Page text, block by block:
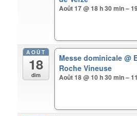
Août 17 @ 18 h 30 min –
AOÛT
18
dim
Messe dominicale @
Roche Vineuse
Août 18 @ 10 h 30 min –